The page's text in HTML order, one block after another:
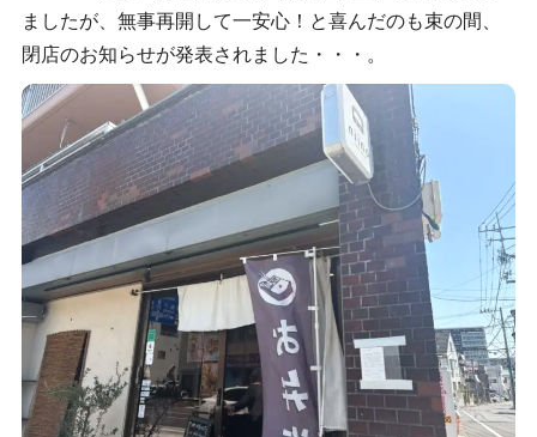
ましたが、無事再開して一安心！と喜んだのも束の間、
閉店のお知らせが発表されました・・・。